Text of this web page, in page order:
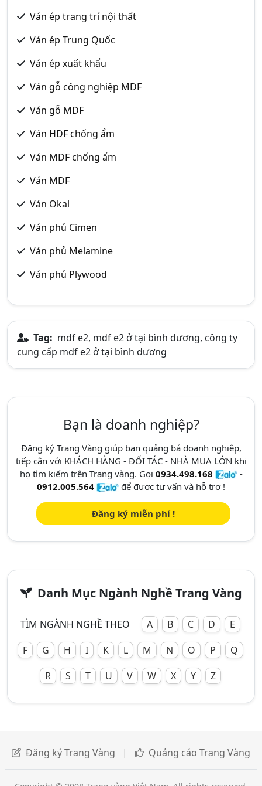
Ván ép trang trí nội thất
Ván ép Trung Quốc
Ván ép xuất khẩu
Ván gỗ công nghiệp MDF
Ván gỗ MDF
Ván HDF chống ẩm
Ván MDF chống ẩm
Ván MDF
Ván Okal
Ván phủ Cimen
Ván phủ Melamine
Ván phủ Plywood
Tag: mdf e2, mdf e2 ở tại bình dương, công ty
cung cấp mdf e2 ở tại bình dương
Bạn là doanh nghiệp?
Đăng ký Trang Vàng giúp bạn quảng bá doanh nghiệp,
tiếp cận với KHÁCH HÀNG - ĐỐI TÁC - NHÀ MUA LỚN khi
họ tìm kiếm trên Trang vàng. Gọi 0934.498.168
-
0912.005.564
để được tư vấn và hỗ trợ !
Đăng ký miễn phí !
Danh Mục Ngành Nghề Trang Vàng
TÌM NGÀNH NGHỀ THEO A B C D
E
F
G H I K L M N O P
Q
R
S T U V W X Y Z
Đăng ký Trang Vàng | Quảng cáo Trang Vàng